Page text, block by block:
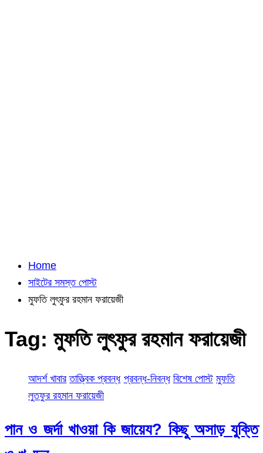
Home
সাইটের সমস্ত পোস্ট
মুফতি লুৎফুর রহমান ফরায়েজী
Tag: মুফতি লুৎফুর রহমান ফরায়েজী
আদর্শ খাবার তাত্ত্বিক প্রবন্ধ প্রবন্ধ-নিবন্ধ বিশেষ পোস্ট মুফতি
লুতফুর রহমান ফরায়েজী
পান ও জর্দা খাওয়া কি জায়েয? কিছু অসাড় যুক্তি